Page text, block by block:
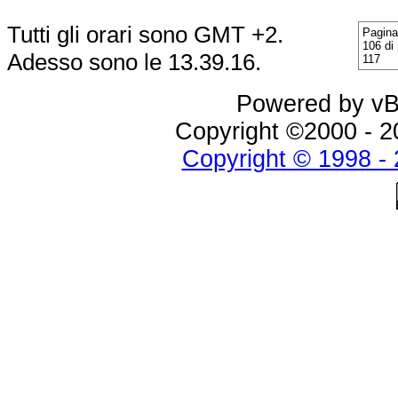
Tutti gli orari sono GMT +2.
Adesso sono le 13.39.16.
Pagina
106 di
117
Powered by
Copyright ©2000 -
Copyright © 1998 -